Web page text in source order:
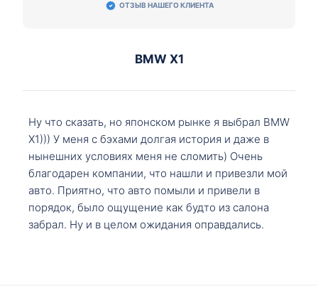
ОТЗЫВ НАШЕГО КЛИЕНТА
BMW X1
Ну что сказать, но японском рынке я выбрал BMW
X1))) У меня с бэхами долгая история и даже в
нынешних условиях меня не сломить) Очень
благодарен компании, что нашли и привезли мой
авто. Приятно, что авто помыли и привели в
порядок, было ощущение как будто из салона
забрал. Ну и в целом ожидания оправдались.